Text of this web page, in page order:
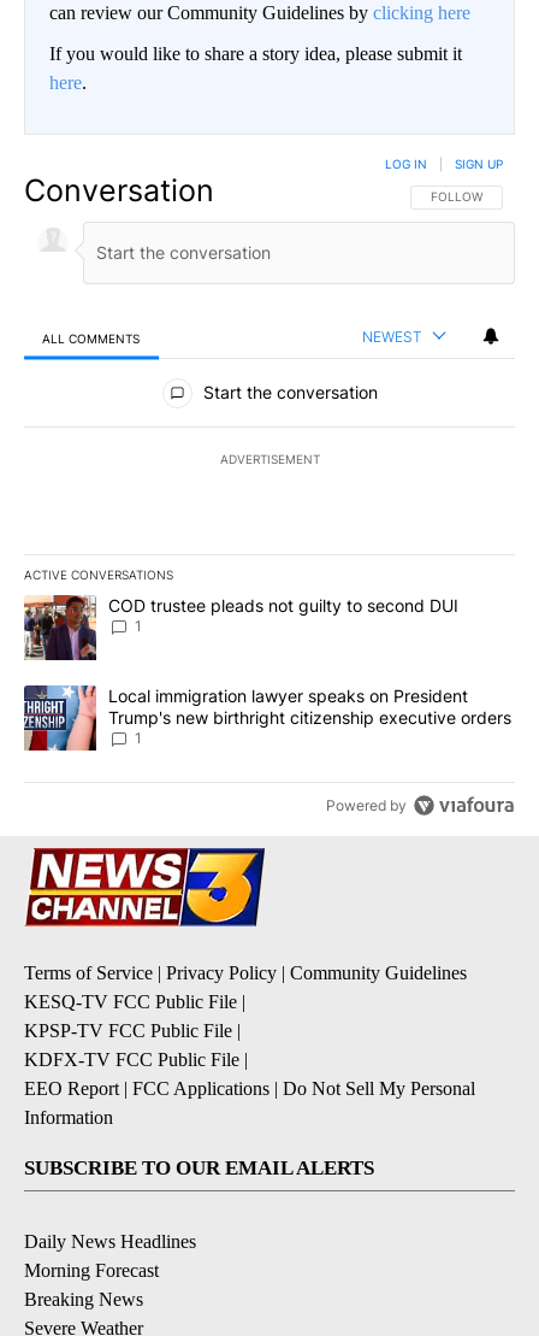
can review our Community Guidelines by clicking here
If you would like to share a story idea, please submit it
here.
Conversation FOLLOW THIS
FOLLOW
LOG IN SIGN UP
ALL COMMENTS NEWEST
All Comments
Start the conversation
ADVERTISEMENT
ACTIVE CONVERSATIONS
The following is a list of the most commented articles in the last
A trending article titled "COD trustee pleads not guilty to second
COD trustee pleads not guilty to second DUI
1
A trending article titled "Local immigration lawyer speaks on
Local immigration lawyer speaks on President
Trump's new birthright citizenship executive orders
1
Powered by
Terms of Service | Privacy Policy | Community Guidelines
KESQ-TV FCC Public File |
KPSP-TV FCC Public File |
KDFX-TV FCC Public File |
EEO Report | FCC Applications | Do Not Sell My Personal
Information
SUBSCRIBE TO OUR EMAIL ALERTS
Daily News Headlines
Morning Forecast
Breaking News
Severe Weather